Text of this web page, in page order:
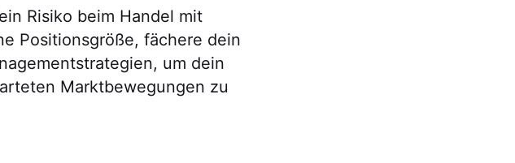
Risiko beim Handel mit
Positionsgröße, fächere dein
um dein
Marktbewegungen zu